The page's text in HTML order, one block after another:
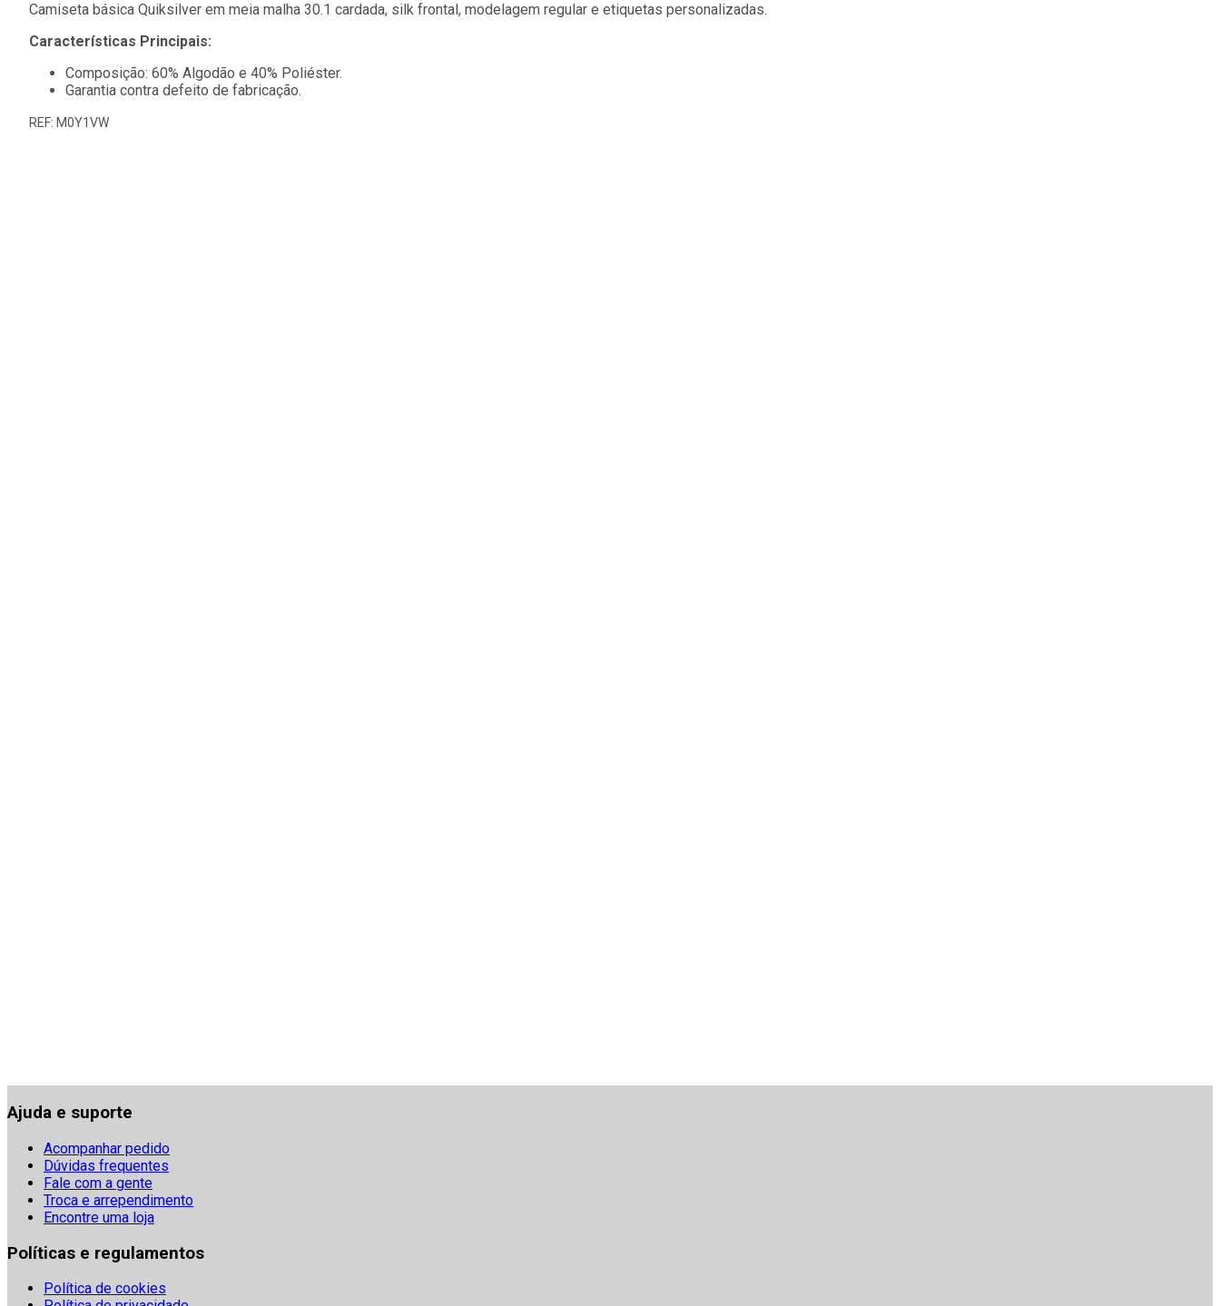
Camiseta básica Quiksilver em meia malha 30.1 cardada, silk frontal, modelagem regular e etiquetas personalizadas.
Características Principais:
Composição: 60% Algodão e 40% Poliéster.
Garantia contra defeito de fabricação.
REF: M0Y1VW
Ajuda e suporte
Acompanhar pedido
Dúvidas frequentes
Fale com a gente
Troca e arrependimento
Encontre uma loja
Políticas e regulamentos
Política de cookies